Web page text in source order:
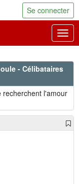
Se connecter
- Célibataires
recherchent l'amour